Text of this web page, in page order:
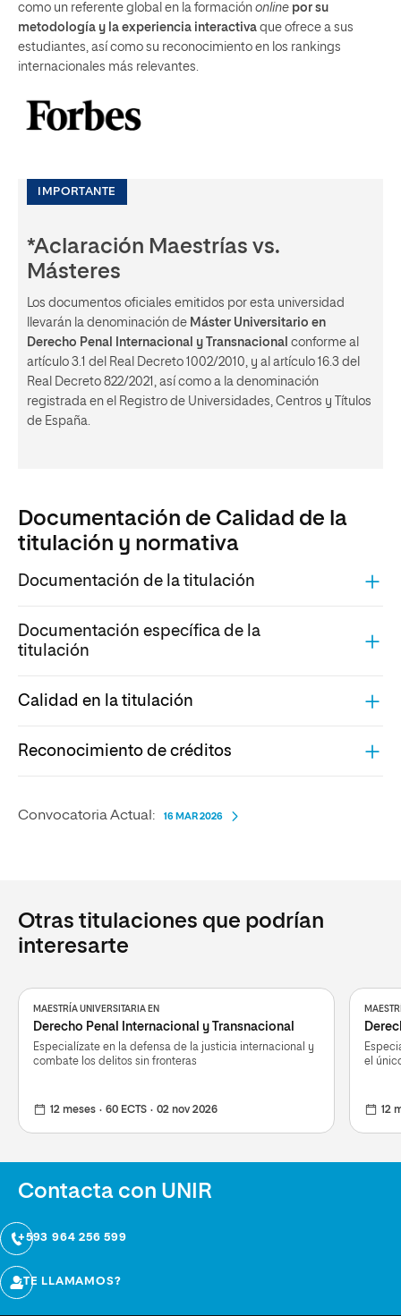
como un referente global en la formación online por su
metodología y la experiencia interactiva que ofrece a sus
estudiantes, así como su reconocimiento en los rankings
internacionales más relevantes.
IMPORTANTE
*Aclaración Maestrías vs.
Másteres
Los documentos oficiales emitidos por esta universidad
llevarán la denominación de Máster Universitario en
Derecho Penal Internacional y Transnacional conforme al
artículo 3.1 del Real Decreto 1002/2010, y al artículo 16.3 del
Real Decreto 822/2021, así como a la denominación
registrada en el Registro de Universidades, Centros y Títulos
de España.
Documentación de Calidad de la
titulación y normativa
Documentación de la titulación
Documentación específica de la
titulación
Calidad en la titulación
Reconocimiento de créditos
Convocatoria Actual: 16 MAR 2026
Otras titulaciones que podrían
interesarte
MAESTRÍA UNIVERSITARIA EN
Derecho Penal Internacional y Transnacional
Especialízate en la defensa de la justicia internacional y
combate los delitos sin fronteras
12 meses 60 ECTS 02 nov 2026
el
12
Contacta con UNIR
+593 964 256 599
¿TE LLAMAMOS?